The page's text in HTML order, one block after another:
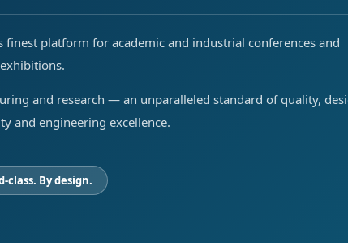
finest platform for academic and industrial conferences and
exhibitions.
and research — an unparalleled standard of quality,
and engineering excellence.
class. By design.